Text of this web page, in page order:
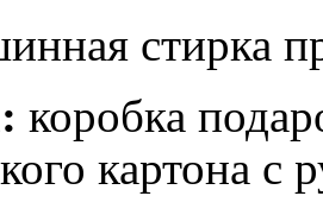
стирка
коробка
картона с